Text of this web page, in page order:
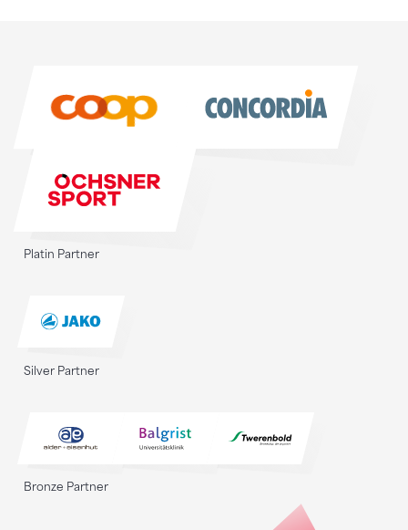
Platin Partner
Silver Partner
Bronze Partner